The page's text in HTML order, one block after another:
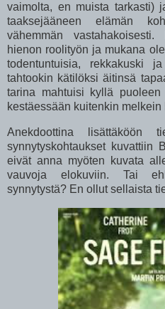
vaimolta, en muista tarkasti)
taaksejääneen elämän
vähemmän
hienon roolityön ja mukana
todentuntuisia, rekkakuski
tahtookin kätilöksi äitinsä
tarina mahtuisi kyllä
kestäessään kuitenkin melkein
Anekdoottina lisättäköön
synnytyskohtaukset kuvattiin
eivät anna myöten kuvata
vauvoja elokuviin. Tai
synnytystä? En ollut sellaista